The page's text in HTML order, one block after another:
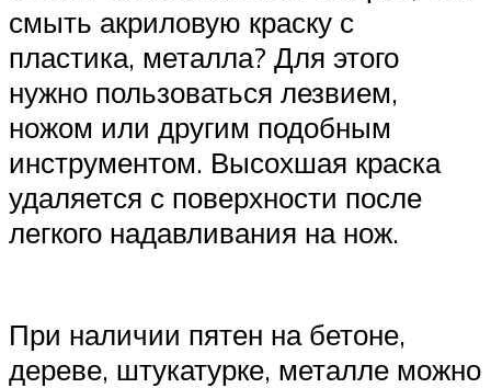
смыть акриловую краску с
пластика, металла? Для этого
нужно пользоваться лезвием,
ножом или другим подобным
инструментом. Высохшая краска
удаляется с поверхности после
легкого надавливания на нож.
При наличии пятен на бетоне,
дереве, штукатурке, металле можно